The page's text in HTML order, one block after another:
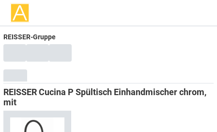
REISSER-Gruppe
REISSER Cucina P Spültisch Einhandmischer chrom,
mit